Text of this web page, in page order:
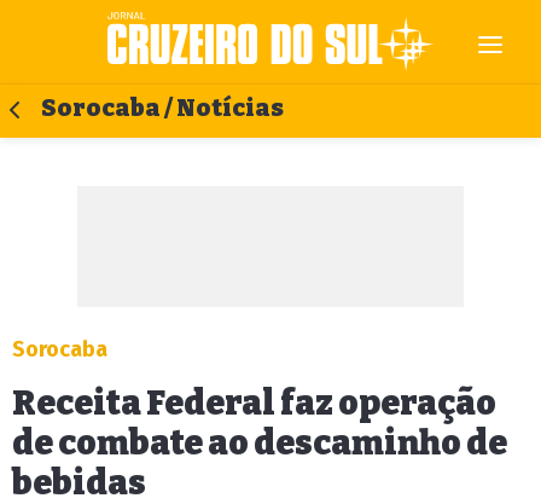
Sorocaba / Notícias
Sorocaba
Receita Federal faz operação
de combate ao descaminho de
bebidas